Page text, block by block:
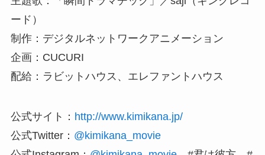
ード）
制作：デジタルネットワークアニメーション
企画：CUCURI
配給：ラビットハウス、エレファントハウス
公式サイト： http://www.kimikana.jp/
公式Twitter： @kimikana_movie